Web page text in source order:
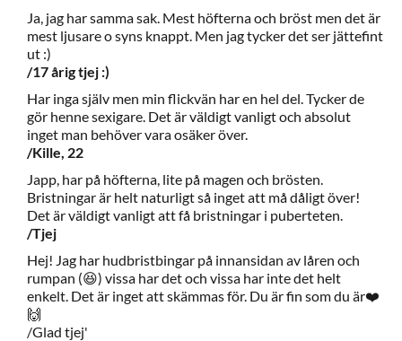
Ja, jag har samma sak. Mest höfterna och bröst men det är
mest ljusare o syns knappt. Men jag tycker det ser jättefint
ut :)
/17 årig tjej :)
Har inga själv men min flickvän har en hel del. Tycker de
gör henne sexigare. Det är väldigt vanligt och absolut
inget man behöver vara osäker över.
/Kille, 22
Japp, har på höfterna, lite på magen och brösten.
Bristningar är helt naturligt så inget att må dåligt över!
Det är väldigt vanligt att få bristningar i puberteten.
/Tjej
Hej! Jag har hudbristbingar på innansidan av låren och
rumpan (😆) vissa har det och vissa har inte det helt
enkelt. Det är inget att skämmas för. Du är fin som du är❤️
🙌
/Glad tjej'